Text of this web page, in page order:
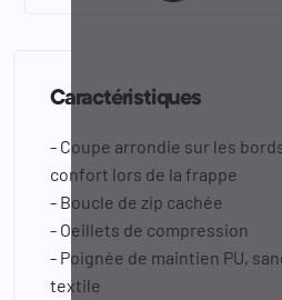
Caractéristiques
- Coupe arrondie sur les
confort lors de la frappe
- Boucle de zip cachée
- Oeillets de compression
- Poignée de maintien PU,
textile